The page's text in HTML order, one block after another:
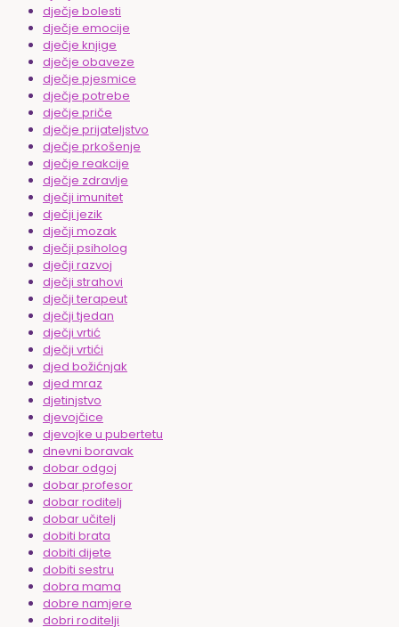
dječje bolesti
dječje emocije
dječje knjige
dječje obaveze
dječje pjesmice
dječje potrebe
dječje priče
dječje prijateljstvo
dječje prkošenje
dječje reakcije
dječje zdravlje
dječji imunitet
dječji jezik
dječji mozak
dječji psiholog
dječji razvoj
dječji strahovi
dječji terapeut
dječji tjedan
dječji vrtić
dječji vrtići
djed božićnjak
djed mraz
djetinjstvo
djevojčice
djevojke u pubertetu
dnevni boravak
dobar odgoj
dobar profesor
dobar roditelj
dobar učitelj
dobiti brata
dobiti dijete
dobiti sestru
dobra mama
dobre namjere
dobri roditelji